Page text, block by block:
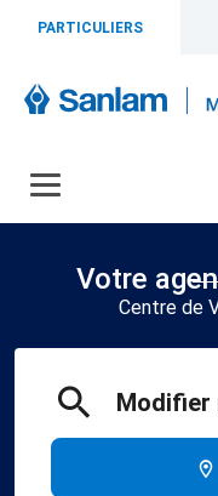
PARTICULIERS
Votre
Centre de
Modifier